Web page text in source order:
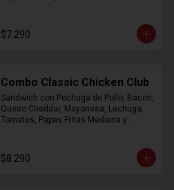
$7.290
Combo Classic Chicken Club
Sandwich con Pechuga de Pollo, Bacon,
Queso Cheddar, Mayonesa, Lechuga,
Tomates, Papas Fritas Mediana y
$8.290